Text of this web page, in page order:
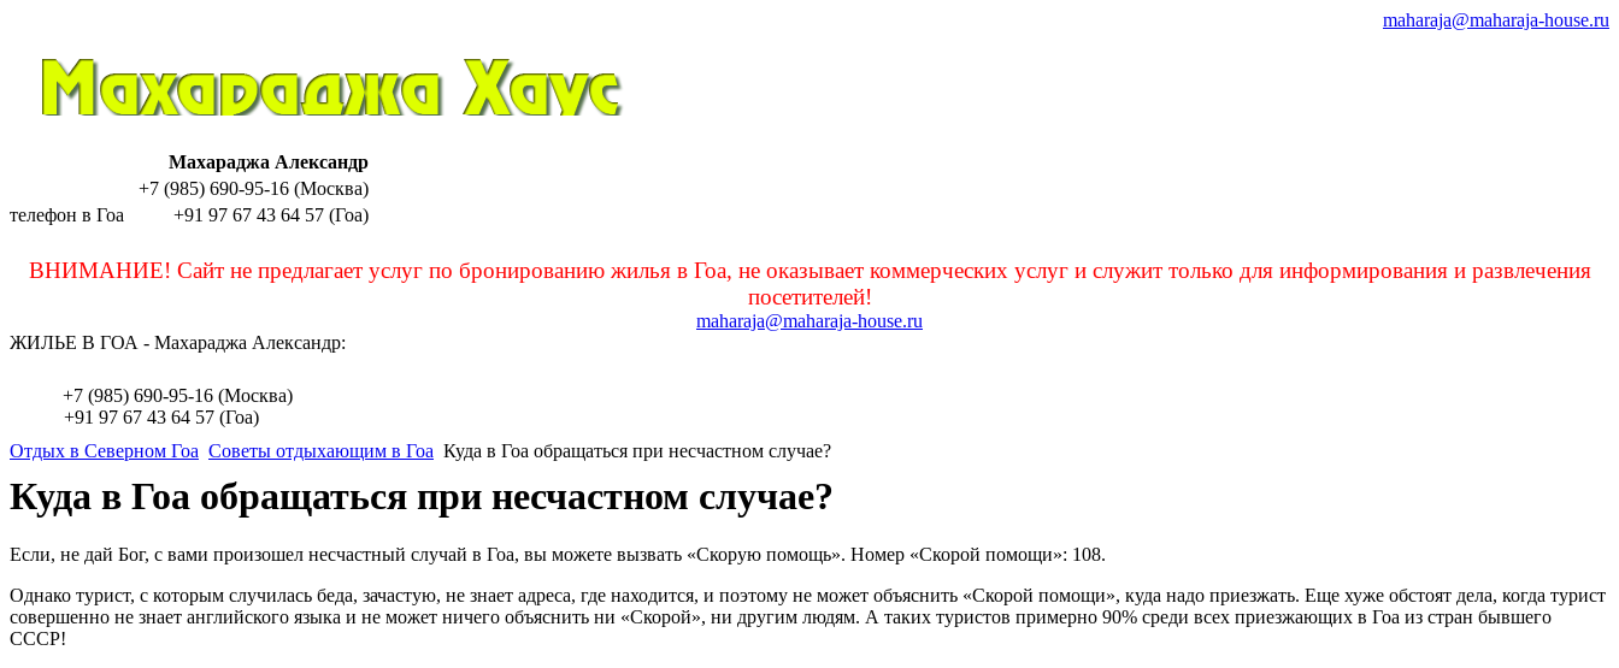
maharaja@maharaja-house.ru
Махараджа Александр
+7 (985) 690-95-16 (Москва)
телефон в Гоа
+91 97 67 43 64 57 (Гоа)
ВНИМАНИЕ! Сайт не предлагает услуг по бронированию жилья в Гоа, не оказывает коммерческих услуг и служит только для информирования и развлечения
посетителей!
maharaja@maharaja-house.ru
ЖИЛЬЕ В ГОА - Махараджа Александр:
+7 (985) 690-95-16 (Москва)
+91 97 67 43 64 57 (Гоа)
Отдых в Северном Гоа Советы отдыхающим в Гоа Куда в Гоа обращаться при несчастном случае?
Куда в Гоа обращаться при несчастном случае?
Если, не дай Бог, с вами произошел несчастный случай в Гоа, вы можете вызвать «Скорую помощь». Номер «Скорой помощи»: 108.
Однако турист, с которым случилась беда, зачастую, не знает адреса, где находится, и поэтому не может объяснить «Скорой помощи», куда надо приезжать. Еще хуже обстоят дела, когда турист
совершенно не знает английского языка и не может ничего объяснить ни «Скорой», ни другим людям. А таких туристов примерно 90% среди всех приезжающих в Гоа из стран бывшего
СССР!